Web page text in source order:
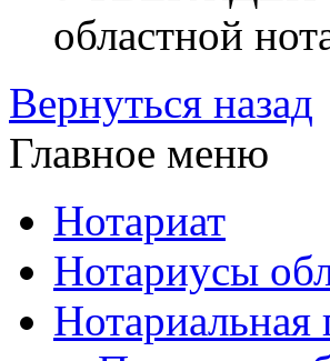
областной
Вернуться назад
Главное меню
Нотариат
Нотариусы
Нотариальная